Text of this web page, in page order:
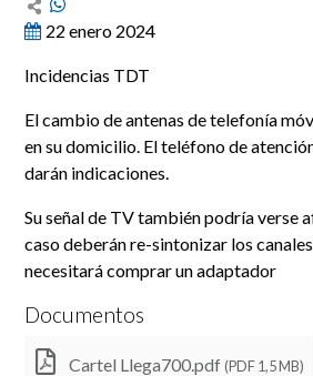
22 enero 2024
Incidencias TDT
El cambio de antenas de telefonía
en su domicilio. El teléfono de
darán indicaciones.
Su señal de TV también podría verse
caso deberán re-sintonizar los
necesitará comprar un adaptador
Documentos
Cartel Llega700.pdf(PDF 1,5 MB)